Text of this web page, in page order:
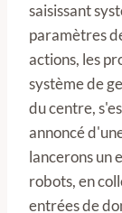
saisissant
paramètres
actions, les
système de
du centre,
annoncé
lancerons un
robots, en
entrées de